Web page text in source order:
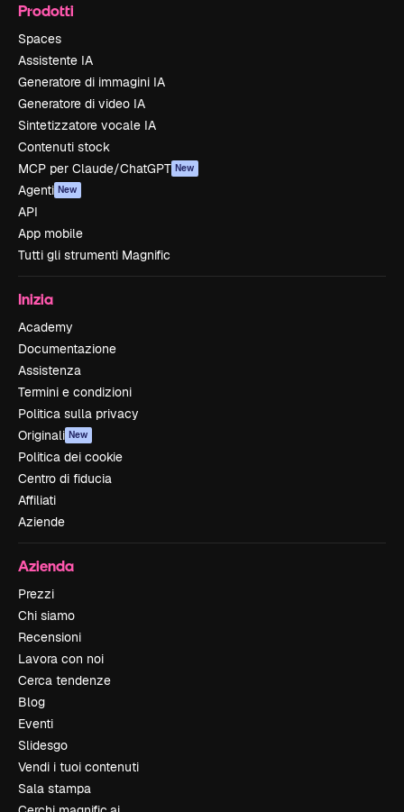
Prodotti
Spaces
Assistente IA
Generatore di immagini IA
Generatore di video IA
Sintetizzatore vocale IA
Contenuti stock
MCP per Claude/ChatGPT New
Agenti New
API
App mobile
Tutti gli strumenti Magnific
Inizia
Academy
Documentazione
Assistenza
Termini e condizioni
Politica sulla privacy
Originali New
Politica dei cookie
Centro di fiducia
Affiliati
Aziende
Azienda
Prezzi
Chi siamo
Recensioni
Lavora con noi
Cerca tendenze
Blog
Eventi
Slidesgo
Vendi i tuoi contenuti
Sala stampa